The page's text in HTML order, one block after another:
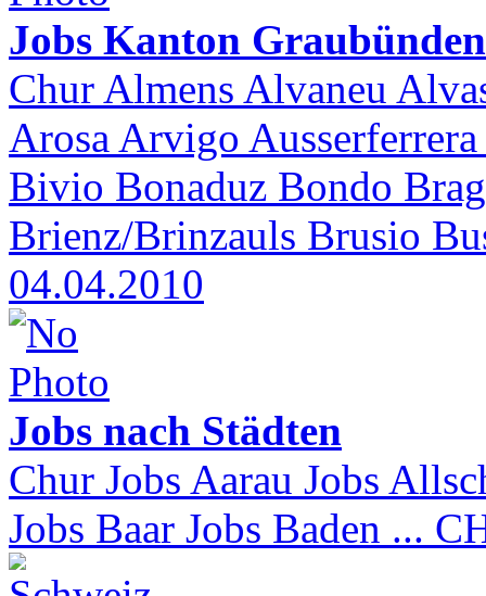
Jobs Kanton Graubünden
Chur Almens Alvaneu
Arosa Arvigo
Bivio Bonaduz Bondo
Brienz/Brinzauls Brusio
04.04.2010
Jobs nach Städten
Chur Jobs Aarau Jobs
Jobs Baar Jobs Baden ...